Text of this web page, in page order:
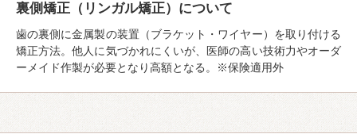
裏側矯正（リンガル矯正）について
歯の裏側に金属製の装置（ブラケット・ワイヤー）を取り付ける
矯正方法。他人に気づかれにくいが、医師の高い技術力やオーダ
ーメイド作製が必要となり高額となる。※保険適用外